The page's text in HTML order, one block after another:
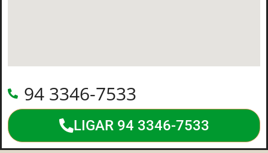
94 3346-7533
LIGAR 94 3346-7533